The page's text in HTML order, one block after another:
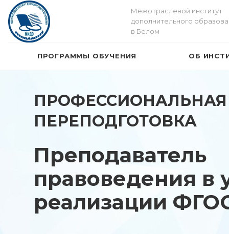
Межотраслевой институт
дополнительного
в Белом
ПРОГРАММЫ ОБУЧЕНИЯ ОБ
ПРОФЕССИОНАЛЬНАЯ
ПЕРЕПОДГОТОВКА
Преподаватель
правоведения в
реализации